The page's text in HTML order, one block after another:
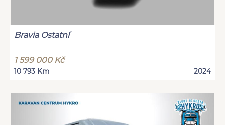
Bravia Ostatní
1 599 000 Kč
10 793 Km 2024